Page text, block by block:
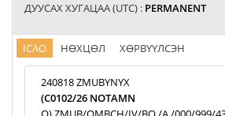
ДУУСАХ ХУГАЦАА (UTC) : PERMANENT
ICAO НӨХЦӨЛ ХӨРВҮҮЛСЭН
240818 ZMUBYNYX
(C0102/26 NOTAMN